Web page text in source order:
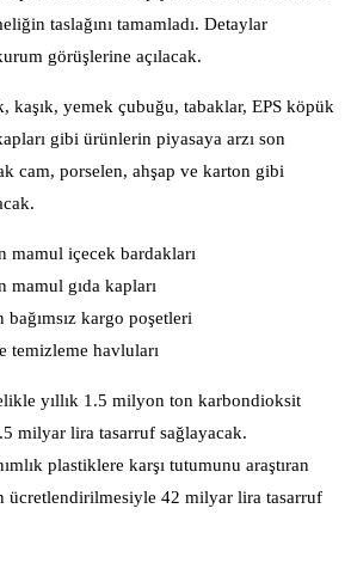
taslağını tamamladı. Detaylar
görüşlerine açılacak.
kaşık, yemek çubuğu, tabaklar, EPS köpük
gibi ürünlerin piyasaya arzı son
cam, porselen, ahşap ve karton gibi
mamul içecek bardakları
mamul gıda kapları
bağımsız kargo poşetleri
temizleme havluları
yıllık 1.5 milyon ton karbondioksit
milyar lira tasarruf sağlayacak.
plastiklere karşı tutumunu araştıran
ücretlendirilmesiyle 42 milyar lira tasarruf